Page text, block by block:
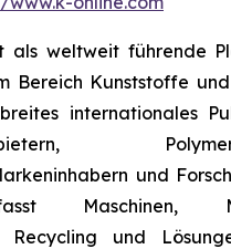
als weltweit führende
Bereich Kunststoffe
internationales
und
Maschinen,
Recycling und